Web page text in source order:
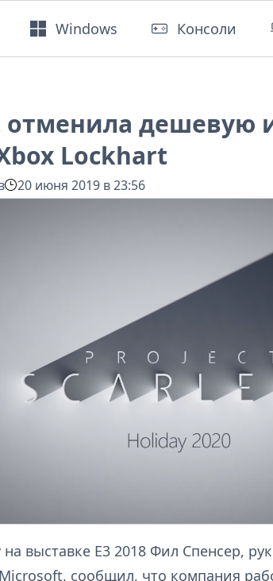
Windows Консоли
отменила дешевую
Lockhart
20 июня 2019 в 23:56
выставке E3 2018 Фил Спенсер,
сообщил, что компания